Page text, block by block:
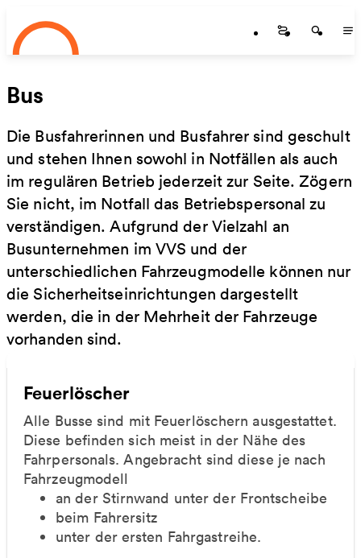
Zum Hauptinhalt springen
Startseite
Bus
Die Busfahrerinnen und Busfahrer sind geschult
und stehen Ihnen sowohl in Notfällen als auch
im regulären Betrieb jederzeit zur Seite. Zögern
Sie nicht, im Notfall das Betriebspersonal zu
verständigen. Aufgrund der Vielzahl an
Busunternehmen im VVS und der
unterschiedlichen Fahrzeugmodelle können nur
die Sicherheitseinrichtungen dargestellt
werden, die in der Mehrheit der Fahrzeuge
vorhanden sind.
Feuerlöscher
Alle Busse sind mit Feuerlöschern ausgestattet.
Diese befinden sich meist in der Nähe des
Fahrpersonals. Angebracht sind diese je nach
Fahrzeugmodell
an der Stirnwand unter der Frontscheibe
beim Fahrersitz
unter der ersten Fahrgastreihe.